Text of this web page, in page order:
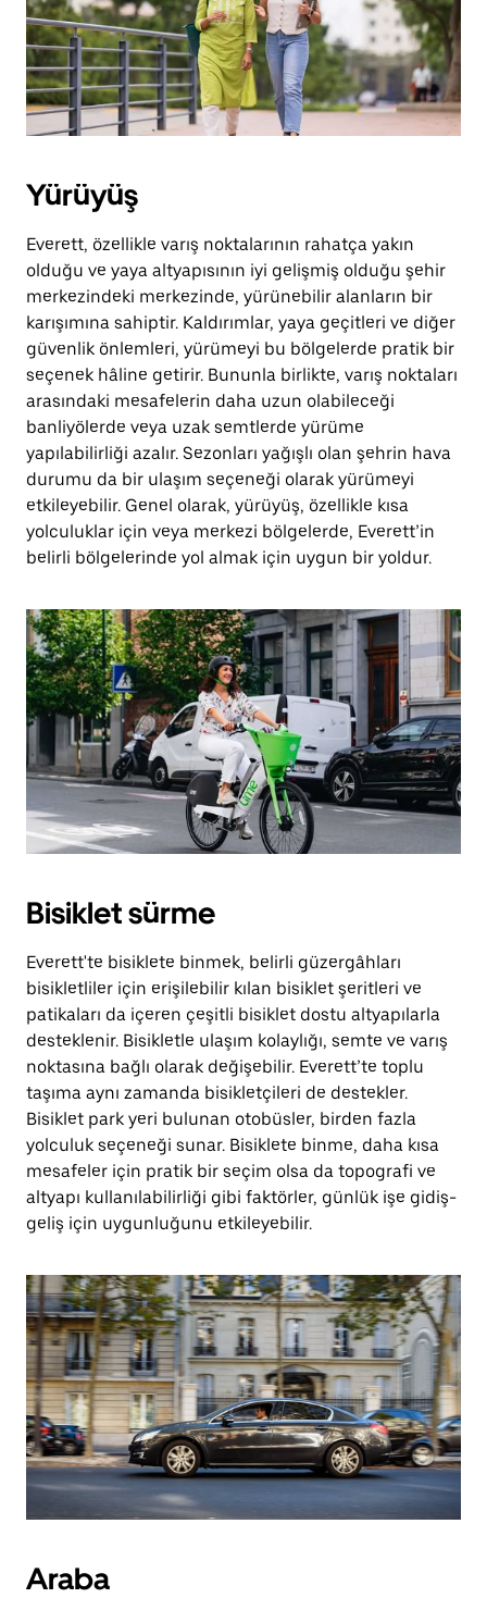
Yürüyüş
Everett, özellikle varış noktalarının rahatça yakın
olduğu ve yaya altyapısının iyi gelişmiş olduğu şehir
merkezindeki merkezinde, yürünebilir alanların bir
karışımına sahiptir. Kaldırımlar, yaya geçitleri ve diğer
güvenlik önlemleri, yürümeyi bu bölgelerde pratik bir
seçenek hâline getirir. Bununla birlikte, varış noktaları
arasındaki mesafelerin daha uzun olabileceği
banliyölerde veya uzak semtlerde yürüme
yapılabilirliği azalır. Sezonları yağışlı olan şehrin hava
durumu da bir ulaşım seçeneği olarak yürümeyi
etkileyebilir. Genel olarak, yürüyüş, özellikle kısa
yolculuklar için veya merkezi bölgelerde, Everett’in
belirli bölgelerinde yol almak için uygun bir yoldur.
Bisiklet sürme
Everett'te bisiklete binmek, belirli güzergâhları
bisikletliler için erişilebilir kılan bisiklet şeritleri ve
patikaları da içeren çeşitli bisiklet dostu altyapılarla
desteklenir. Bisikletle ulaşım kolaylığı, semte ve varış
noktasına bağlı olarak değişebilir. Everett’te toplu
taşıma aynı zamanda bisikletçileri de destekler.
Bisiklet park yeri bulunan otobüsler, birden fazla
yolculuk seçeneği sunar. Bisiklete binme, daha kısa
mesafeler için pratik bir seçim olsa da topografi ve
altyapı kullanılabilirliği gibi faktörler, günlük işe gidiş-
geliş için uygunluğunu etkileyebilir.
Araba